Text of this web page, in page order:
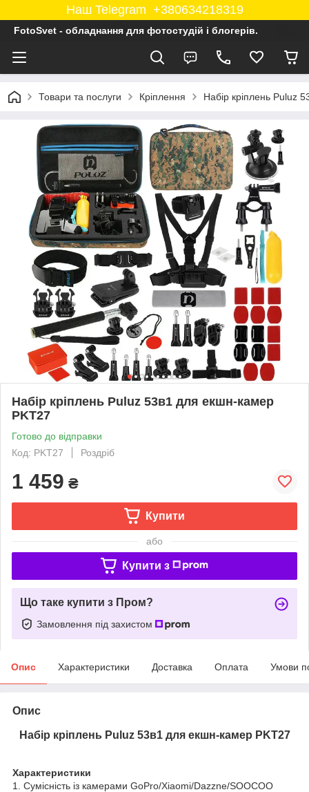
Наш Telegram +380634218319
FotoSvet - обладнання для фотостудій і блогерів.
Товари та послуги Кріплення Набір кріплень Puluz
Набір кріплень Puluz 53в1 для екшн-камер
PKT27
Готово до відправки
Код: PKT27
Роздріб
1 459 ₴
Купити
або
Купити з
Що таке купити з Пром?
Замовлення під захистом
Опис Характеристики Доставка Оплата Умови
Опис
Набір кріплень Puluz 53в1 для екшн-камер PKT27
Характеристики
1. Сумісність із камерами GoPro/Xiaomi/Dazzne/SOOCOO